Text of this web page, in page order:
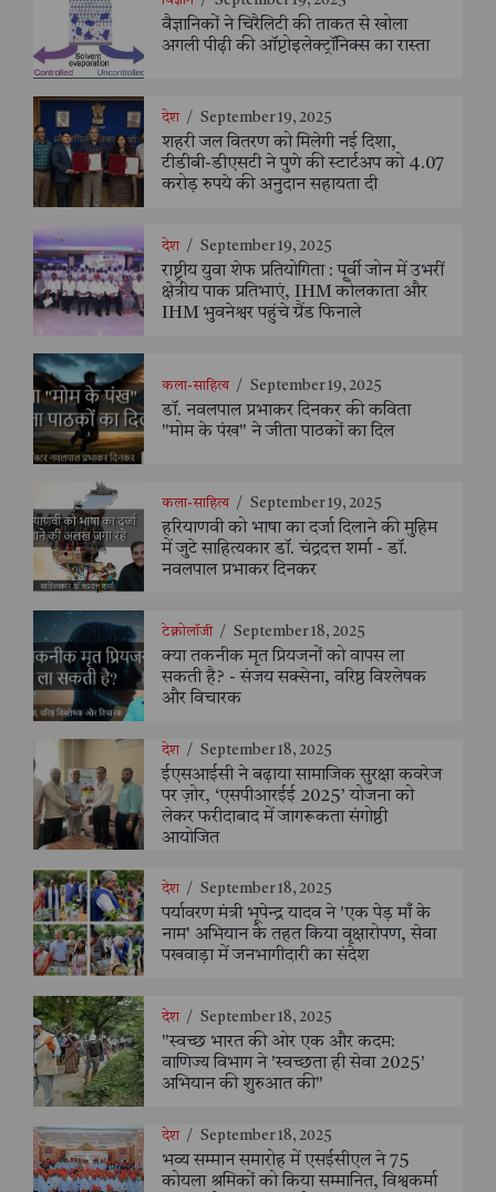
वैज्ञानिकों ने चिरैलिटी की ताकत से खोला
अगली पीढ़ी की ऑप्टोइलेक्ट्रॉनिक्स का रास्ता
देश / September 19, 2025
शहरी जल वितरण को मिलेगी नई दिशा,
टीडीबी-डीएसटी ने पुणे की स्टार्टअप को 4.07
करोड़ रुपये की अनुदान सहायता दी
देश / September 19, 2025
राष्ट्रीय युवा शेफ प्रतियोगिता : पूर्वी जोन में उभरीं
क्षेत्रीय पाक प्रतिभाएं, IHM कोलकाता और
IHM भुवनेश्वर पहुंचे ग्रैंड फिनाले
कला-साहित्य / September 19, 2025
डॉ. नवलपाल प्रभाकर दिनकर की कविता
"मोम के पंख" ने जीता पाठकों का दिल
कला-साहित्य / September 19, 2025
हरियाणवी को भाषा का दर्जा दिलाने की मुहिम
में जुटे साहित्यकार डॉ. चंद्रदत्त शर्मा - डॉ.
नवलपाल प्रभाकर दिनकर
टेक्नोलॉजी / September 18, 2025
क्या तकनीक मृत प्रियजनों को वापस ला
सकती है? - संजय सक्सेना, वरिष्ठ विश्लेषक
और विचारक
देश / September 18, 2025
ईएसआईसी ने बढ़ाया सामाजिक सुरक्षा कवरेज
पर ज़ोर, ‘एसपीआरईई 2025’ योजना को
लेकर फरीदाबाद में जागरूकता संगोष्ठी
आयोजित
देश / September 18, 2025
पर्यावरण मंत्री भूपेन्द्र यादव ने 'एक पेड़ माँ के
नाम' अभियान के तहत किया वृक्षारोपण, सेवा
पखवाड़ा में जनभागीदारी का संदेश
देश / September 18, 2025
"स्वच्छ भारत की ओर एक और कदम:
वाणिज्य विभाग ने 'स्वच्छता ही सेवा 2025'
अभियान की शुरुआत की"
देश / September 18, 2025
भव्य सम्मान समारोह में एसईसीएल ने 75
कोयला श्रमिकों को किया सम्मानित, विश्वकर्मा